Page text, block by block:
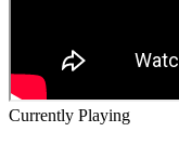
Currently Playing